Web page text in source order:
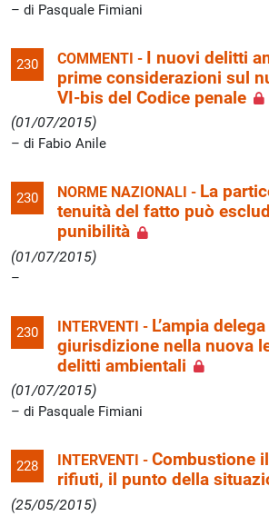
di Pasquale Fimiani
230 COMMENTI - I nuovi delitti
prime considerazioni sul
VI-bis del Codice penale
(01/07/2015)
di Fabio Anile
230 NORME NAZIONALI - La
tenuità del fatto può
punibilità
(01/07/2015)
230 INTERVENTI - L’ampia
giurisdizione nella nuova
delitti ambientali
(01/07/2015)
di Pasquale Fimiani
228 INTERVENTI - Combustione
rifiuti, il punto della
(25/05/2015)